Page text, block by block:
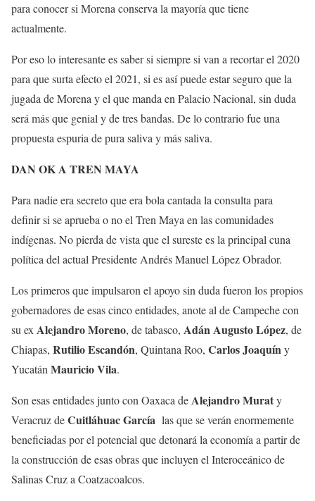
para conocer si Morena conserva la mayoría que tiene
actualmente.
Por eso lo interesante es saber si siempre si van a recortar el 2020
para que surta efecto el 2021, si es así puede estar seguro que la
jugada de Morena y el que manda en Palacio Nacional, sin duda
será más que genial y de tres bandas. De lo contrario fue una
propuesta espuria de pura saliva y más saliva.
DAN OK A TREN MAYA
Para nadie era secreto que era bola cantada la consulta para
definir si se aprueba o no el Tren Maya en las comunidades
indígenas. No pierda de vista que el sureste es la principal cuna
política del actual Presidente Andrés Manuel López Obrador.
Los primeros que impulsaron el apoyo sin duda fueron los propios
gobernadores de esas cinco entidades, anote al de Campeche con
su ex Alejandro Moreno, de tabasco, Adán Augusto López, de
Chiapas, Rutilio Escandón, Quintana Roo, Carlos Joaquíny
Yucatán Mauricio Vila.
Son esas entidades junto con Oaxaca deAlejandro Muraty
Veracruz deCuitláhuac García las que se verán enormemente
beneficiadas por el potencial que detonará la economía a partir de
la construcción de esas obras que incluyen el Interoceánico de
Salinas Cruz a Coatzacoalcos.